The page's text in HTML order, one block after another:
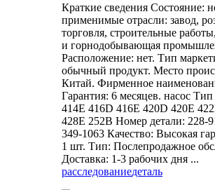
Краткие сведения Состояние:
применимые отрасли: завод,
торговля, строительные
и горнодобывающая
Расположение: нет. Тип
обычный продукт. Место
Китай. Фирменное
Гарантия: 6 месяцев. насос
414E 416D 416E 420D 420E
428E 252B Номер детали: 228-
349-1063 Качество: Высокая
1 шт. Тип: Послепродажное
Доставка: 1-3 рабочих дня ...
расследованиедеталь